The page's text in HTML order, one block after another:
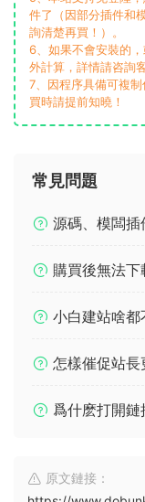
件了（因部分插件和
詢清楚再買！）。
6、如果不會安裝的
外計算，詳情請咨詢
7、因程序具備可複
買時請提前知曉！
常見問題
源碼、模闆插
購買後無法下
小白建站啥都
怎樣催促站長
爲什麽打開鏈
原文鏈接：